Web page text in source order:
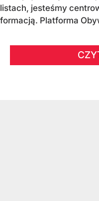
listach, jesteśmy
formacją. Platforma